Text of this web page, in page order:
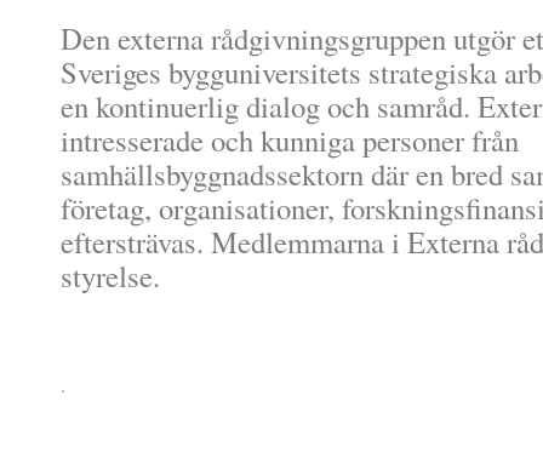
Den externa rådgivningsgruppen utgör
Sveriges bygguniversitets strategiska
en kontinuerlig dialog och samråd.
intresserade och kunniga personer från
samhällsbyggnadssektorn där en bred
företag, organisationer,
eftersträvas. Medlemmarna i Externa
styrelse.
.